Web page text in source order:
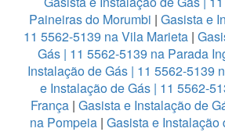
Paineiras do Morumbi | Gasista e
11 5562-5139 na Vila Marieta |
Gás | 11 5562-5139 na Parada
Instalação de Gás | 11 5562-5139
e Instalação de Gás | 11 5562-
França | Gasista e Instalação de
na Pompeia | Gasista e Instalação